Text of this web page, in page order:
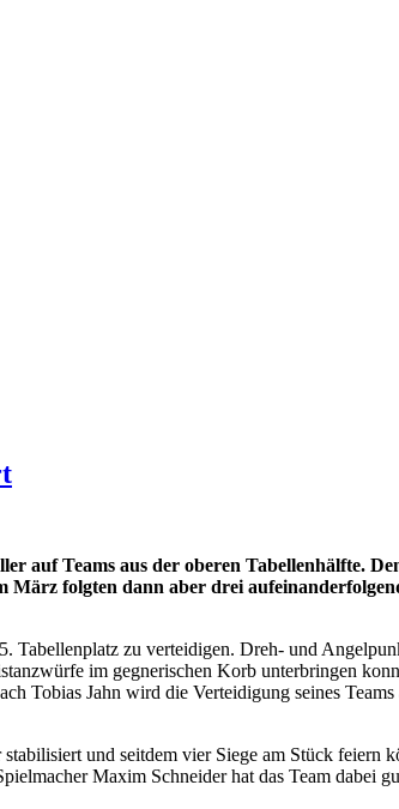
auf Teams aus der oberen Tabellenhälfte.
folgten dann aber drei
zu verteidigen. Dreh- und
im gegnerischen Korb unterbringen
Tobias Jahn wird die Verteidigung seines
und seitdem vier Siege am Stück
Maxim Schneider hat das Team dabei